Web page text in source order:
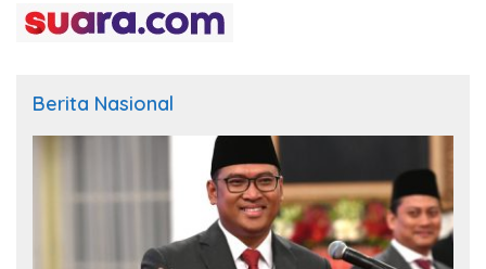
Berita Nasional